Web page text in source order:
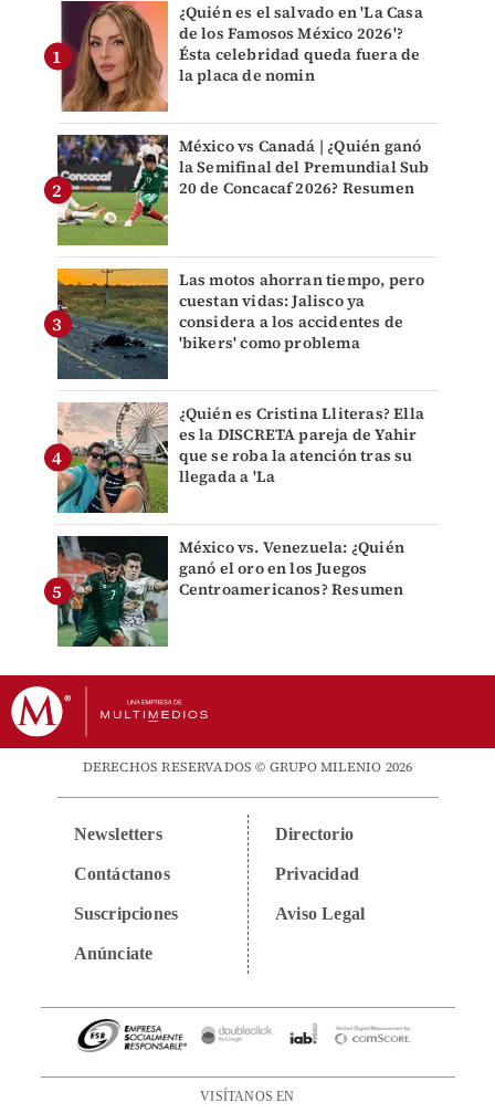
¿Quién es el salvado en 'La Casa
de los Famosos México 2026'?
Ésta celebridad queda fuera de
la placa de nomin
México vs Canadá | ¿Quién ganó
la Semifinal del Premundial Sub
20 de Concacaf 2026? Resumen
Las motos ahorran tiempo, pero
cuestan vidas: Jalisco ya
considera a los accidentes de
'bikers' como problema
¿Quién es Cristina Lliteras? Ella
es la DISCRETA pareja de Yahir
que se roba la atención tras su
llegada a 'La
México vs. Venezuela: ¿Quién
ganó el oro en los Juegos
Centroamericanos? Resumen
DERECHOS RESERVADOS © GRUPO MILENIO 2026
Newsletters
Contáctanos
Suscripciones
Anúnciate
Directorio
Privacidad
Aviso Legal
VISÍTANOS EN